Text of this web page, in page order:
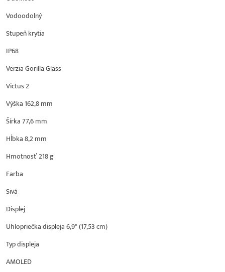
Vodoodolný
Stupeň krytia
IP68
Verzia Gorilla Glass
Victus 2
Výška 162,8 mm
Šírka 77,6 mm
Hĺbka 8,2 mm
Hmotnosť 218 g
Farba
Sivá
Displej
Uhlopriečka displeja 6,9" (17,53 cm)
Typ displeja
AMOLED